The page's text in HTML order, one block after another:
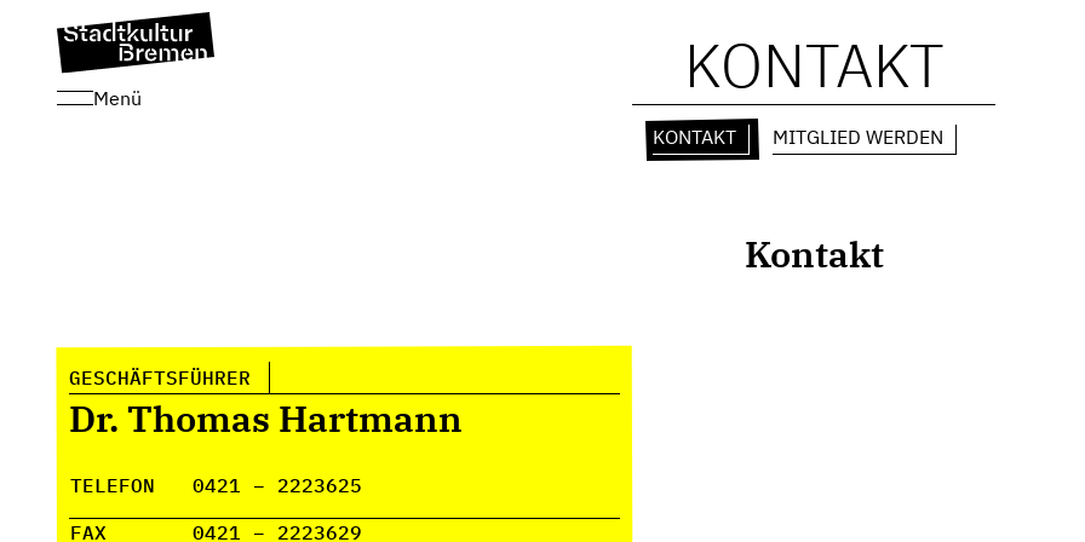
Menü KONTAKT
KONTAKT MITGLIED WERDEN
Kontakt
GESCHÄFTSFÜHRER
Dr. Thomas Hartmann
TELEFON
0421 – 2223625
FAX
0421 – 2223629